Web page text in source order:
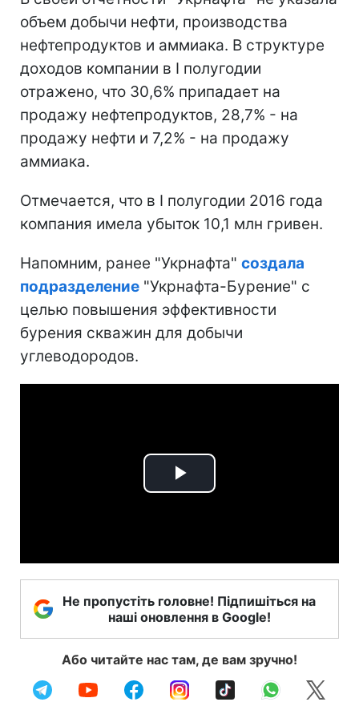
объем добычи нефти, производства
нефтепродуктов и аммиака. В структуре
доходов компании в І полугодии
отражено, что 30,6% припадает на
продажу нефтепродуктов, 28,7% - на
продажу нефти и 7,2% - на продажу
аммиака.
Отмечается, что в І полугодии 2016 года
компания имела убыток 10,1 млн гривен.
Напомним, ранее "Укрнафта" создала
подразделение "Укрнафта-Бурение" с
целью повышения эффективности
бурения скважин для добычи
углеводородов.
Play
Не пропустіть головне! Підпишіться на
наші оновлення в Google!
Або читайте нас там, де вам зручно!